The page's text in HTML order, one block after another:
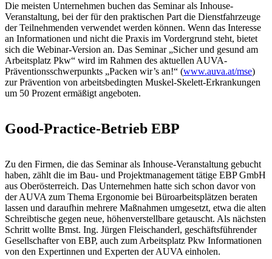
Die meisten Unternehmen buchen das Seminar als Inhouse-
Veranstaltung, bei der für den praktischen Part die Dienstfahrzeuge
der Teilnehmenden verwendet werden können. Wenn das Interesse
an Informationen und nicht die Praxis im Vordergrund steht, bietet
sich die Webinar-Version an. Das Seminar „Sicher und gesund am
Arbeitsplatz Pkw“ wird im Rahmen des aktuellen AUVA-
Präventionsschwerpunkts „Packen wir’s an!“ (www.auva.at/mse)
zur Prävention von arbeitsbedingten Muskel-Skelett-Erkrankungen
um 50 Prozent ermäßigt angeboten.
Good-Practice-Betrieb EBP
Zu den Firmen, die das Seminar als Inhouse-Veranstaltung gebucht
haben, zählt die im Bau- und Projektmanagement tätige EBP GmbH
aus Oberösterreich. Das Unternehmen hatte sich schon davor von
der AUVA zum Thema Ergonomie bei Büroarbeitsplätzen beraten
lassen und daraufhin mehrere Maßnahmen umgesetzt, etwa die alten
Schreibtische gegen neue, höhenverstellbare getauscht. Als nächsten
Schritt wollte Bmst. Ing. Jürgen Fleischanderl, geschäftsführender
Gesellschafter von EBP, auch zum Arbeitsplatz Pkw Informationen
von den Expertinnen und Experten der AUVA einholen.